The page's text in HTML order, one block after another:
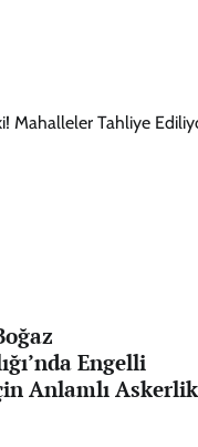
Mahalleler Tahliye
Engelli
Anlamlı Askerlik